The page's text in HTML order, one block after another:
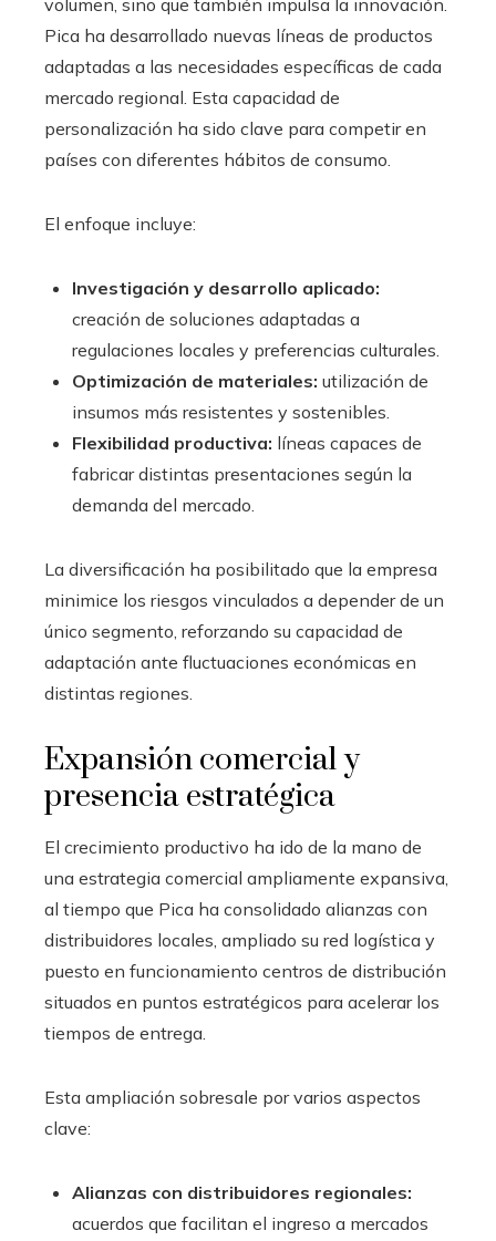
Pica ha desarrollado nuevas líneas de productos
adaptadas a las necesidades específicas de cada
mercado regional. Esta capacidad de
personalización ha sido clave para competir en
países con diferentes hábitos de consumo.
El enfoque incluye:
Investigación y desarrollo aplicado:
creación de soluciones adaptadas a
regulaciones locales y preferencias culturales.
Optimización de materiales: utilización de
insumos más resistentes y sostenibles.
Flexibilidad productiva: líneas capaces de
fabricar distintas presentaciones según la
demanda del mercado.
La diversificación ha posibilitado que la empresa
minimice los riesgos vinculados a depender de un
único segmento, reforzando su capacidad de
adaptación ante fluctuaciones económicas en
distintas regiones.
Expansión comercial y
presencia estratégica
El crecimiento productivo ha ido de la mano de
una estrategia comercial ampliamente expansiva,
al tiempo que Pica ha consolidado alianzas con
distribuidores locales, ampliado su red logística y
puesto en funcionamiento centros de distribución
situados en puntos estratégicos para acelerar los
tiempos de entrega.
Esta ampliación sobresale por varios aspectos
clave:
Alianzas con distribuidores regionales:
acuerdos que facilitan el ingreso a mercados